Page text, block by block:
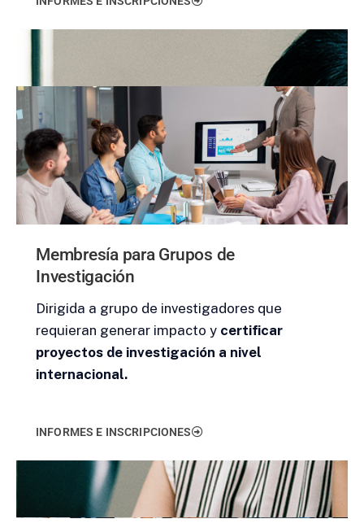
Membresía para Grupos de
Investigación
Dirigida a grupo de investigadores que
requieran generar impacto y certificar
proyectos de investigación a nivel
internacional.
INFORMES E INSCRIPCIONES